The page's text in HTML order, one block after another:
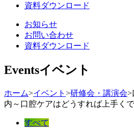
資料ダウンロード
お知らせ
お問い合わせ
資料ダウンロード
Eventsイベント
ホーム>イベント >研修会・講演会>
内～口腔ケアはどうすれば上手く
すべて